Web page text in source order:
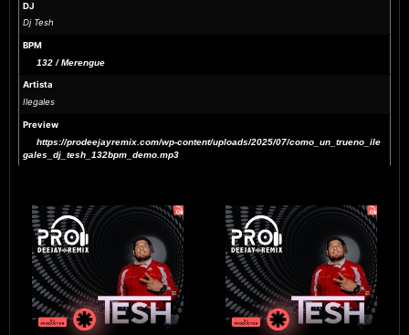
DJ
Dj Tesh
BPM
132 / Merengue
Artista
Ilegales
Preview
https://prodeejayremix.com/wp-content/uploads/2025/07/como_un_trueno_ile
gales_dj_tesh_132bpm_demo.mp3